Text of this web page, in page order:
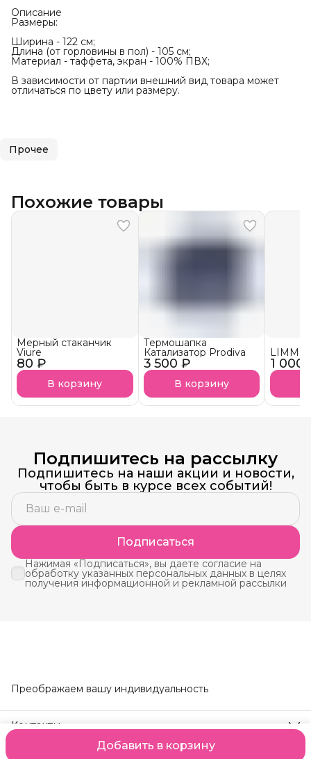
Добавить в корзину
Описание
Размеры:
Ширина - 122 см;
Длина (от горловины в пол) - 105 см;
Материал - таффета, экран - 100% ПВХ;
В зависимости от партии внешний вид товара может
отличаться по цвету или размеру.
Прочее
Похожие товары
80 ₽
Мерный стаканчик
Viure
В корзину
3 500 ₽
Термошапка
Катализатор Prodiva
В корзину
1 000
LIMM
Подпишитесь на рассылку
Подпишитесь на наши акции и новости,
чтобы быть в курсе всех событий!
Подписаться
Нажимая «Подписаться», вы даете согласие на
обработку указанных персональных данных в целях
получения информационной и рекламной рассылки
Преображаем вашу индивидуальность
Контакты